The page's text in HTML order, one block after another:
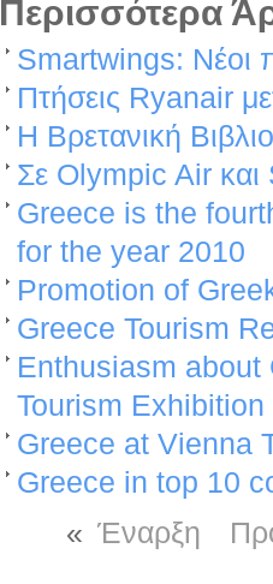
Περισσότερα
Smartwings: Νέοι
Πτήσεις Ryanair
Η Βρετανική
Σε Olympic Air
Greece is the
for the year 2010
Promotion of
Greece Tourism
Enthusiasm about
Tourism
Greece at Vienna
Greece in top 10
« Έναρξη